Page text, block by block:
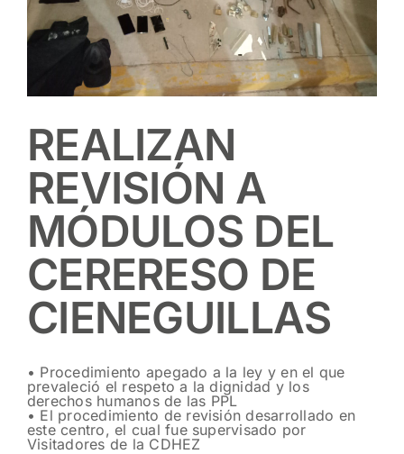
REALIZAN
REVISIÓN A
MÓDULOS DEL
CERERESO DE
CIENEGUILLAS
• Procedimiento apegado a la ley y en el que
prevaleció el respeto a la dignidad y los
derechos humanos de las PPL
• El procedimiento de revisión desarrollado en
este centro, el cual fue supervisado por
Visitadores de la CDHEZ